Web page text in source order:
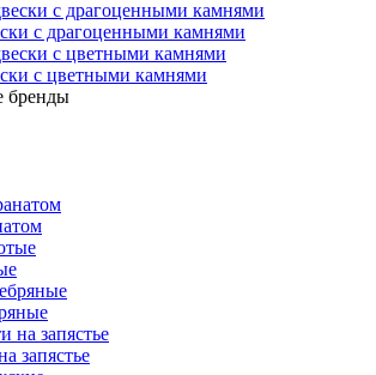
с драгоценными камнями
с цветными камнями
бренды
запястье